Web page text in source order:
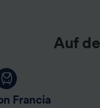
Auf
Francia